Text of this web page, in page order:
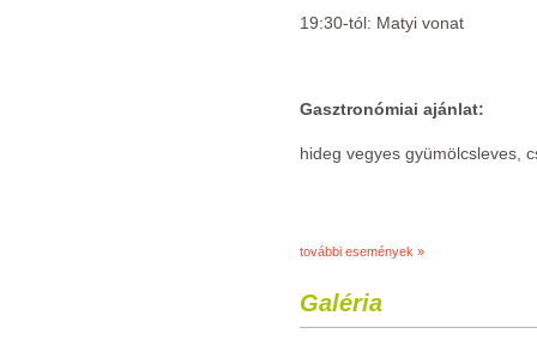
19:30-tól: Matyi vonat
Gasztronómiai ajánlat:
hideg vegyes gyümölcsleves,
további események »
Galéria